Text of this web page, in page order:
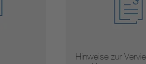
Hinweise zur Vervielfältigung